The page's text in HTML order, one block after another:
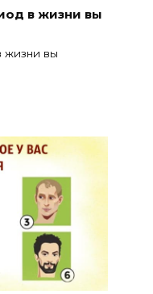
в жизни вы
жизни вы